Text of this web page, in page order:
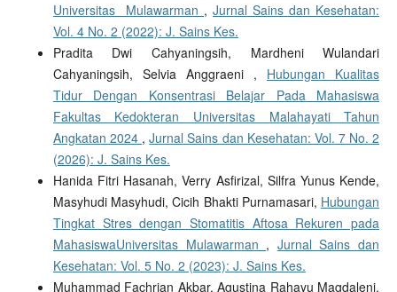
Universitas Mulawarman ,Jurnal Sains dan Kesehatan:
Vol. 4 No. 2 (2022): J. Sains Kes.
Pradita Dwi Cahyaningsih, Mardheni Wulandari
Cahyaningsih, Selvia Anggraeni , Hubungan Kualitas
Tidur Dengan Konsentrasi Belajar Pada Mahasiswa
Fakultas Kedokteran Universitas Malahayati Tahun
Angkatan 2024 ,Jurnal Sains dan Kesehatan: Vol. 7 No. 2
(2026): J. Sains Kes.
Hanida Fitri Hasanah, Verry Asfirizal, Silfra Yunus Kende,
Masyhudi Masyhudi, Cicih Bhakti Purnamasari, Hubungan
Tingkat Stres dengan Stomatitis Aftosa Rekuren pada
MahasiswaUniversitas Mulawarman , Jurnal Sains dan
Kesehatan: Vol. 5 No. 2 (2023): J. Sains Kes.
Muhammad Fachrian Akbar, Agustina Rahayu Magdaleni,